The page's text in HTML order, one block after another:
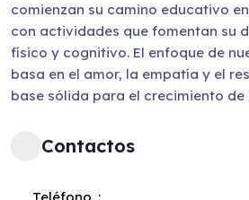
comienzan su camino educativo
con actividades que fomentan su
físico y cognitivo. El enfoque de
basa en el amor, la empatía y el
base sólida para el crecimiento de
Contactos